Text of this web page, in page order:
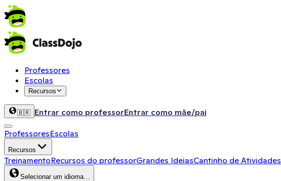
Professores
Escolas
Recursos
🇧🇷 Entrar como professorEntrar como mãe/pai
ProfessoresEscolas
Recursos
TreinamentoRecursos do professorGrandes IdeiasCantinho de Atividades
Selecionar um idioma…